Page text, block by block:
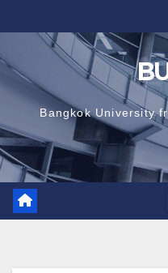
to
content
Bangkok University